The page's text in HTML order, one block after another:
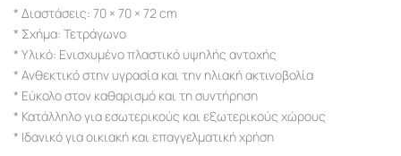
* Διαστάσεις: 70 × 70 × 72 cm
* Σχήμα: Τετράγωνο
* Υλικό: Ενισχυμένο πλαστικό υψηλής αντοχής
* Ανθεκτικό στην υγρασία και την ηλιακή ακτινοβολία
* Εύκολο στον καθαρισμό και τη συντήρηση
* Κατάλληλο για εσωτερικούς και εξωτερικούς χώρους
* Ιδανικό για οικιακή και επαγγελματική χρήση